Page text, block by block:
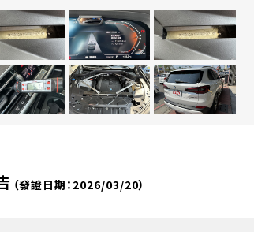
（發證日期：2026/03/20）